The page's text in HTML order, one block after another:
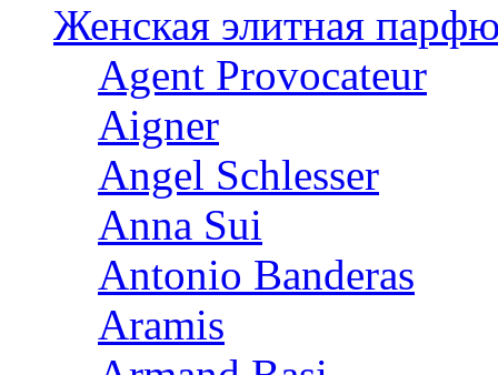
Женская элитная
Agent Provocateur
Aigner
Angel Schlesser
Anna Sui
Antonio Banderas
Aramis